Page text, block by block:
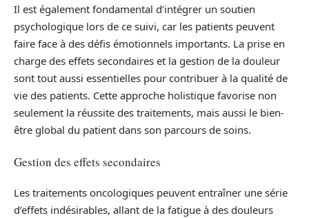
Il est également fondamental d’intégrer un soutien
psychologique lors de ce suivi, car les patients peuvent
faire face à des défis émotionnels importants. La prise en
charge des effets secondaires et la gestion de la douleur
sont tout aussi essentielles pour contribuer à la qualité de
vie des patients. Cette approche holistique favorise non
seulement la réussite des traitements, mais aussi le bien-
être global du patient dans son parcours de soins.
Gestion des effets secondaires
Les traitements oncologiques peuvent entraîner une série
d’effets indésirables, allant de la fatigue à des douleurs